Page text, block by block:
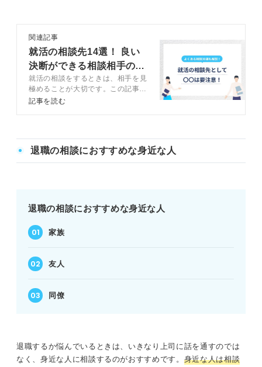
関連記事
就活の相談先14選！ 良い
決断ができる相談相手の選
び方も解説
就活の相談をするときは、相手を見
極めることが大切です。この記事で
は、状況別におすすめの相談先や、
る相談と回答も紹介しているので参
考にしてください。
記事を読む
退職の相談におすすめな身近な人
退職の相談におすすめな身近な人
家族
友人
同僚
退職するか悩んでいるときは、いきなり上司に話を通すのでは
なく、身近な人に相談するのがおすすめです。 身近な人は相談